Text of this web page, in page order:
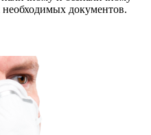
необходимых документов.